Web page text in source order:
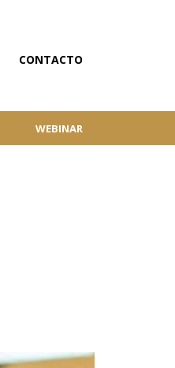
CONTACTO
WEBINAR